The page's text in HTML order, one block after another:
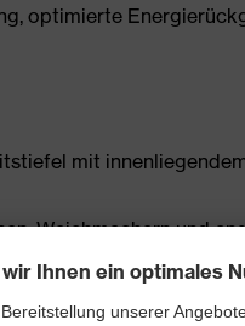
optimierte
mit
Weichmachern und